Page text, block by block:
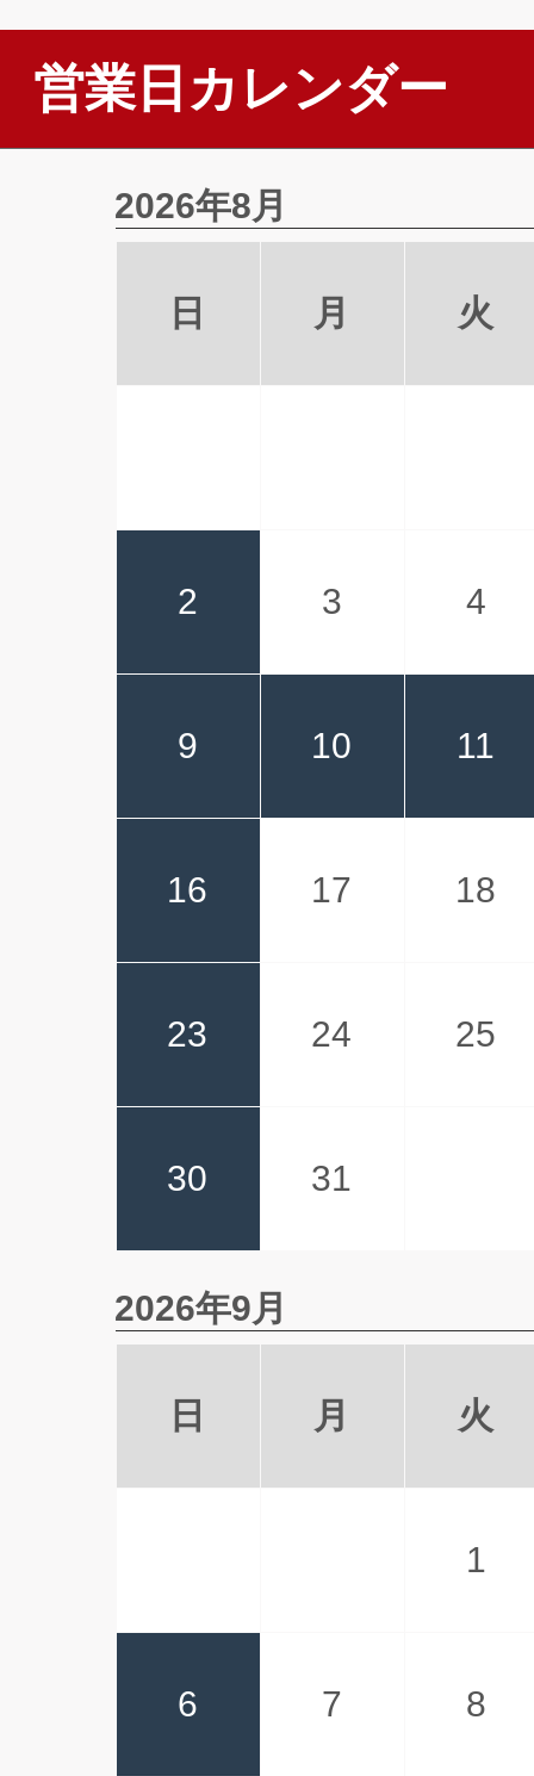
営業日カレンダー
2026年8月
日 月 火
2 3 4
9 10 11
16 17 18
23 24 25
30 31
2026年9月
日 月 火
1
6 7 8